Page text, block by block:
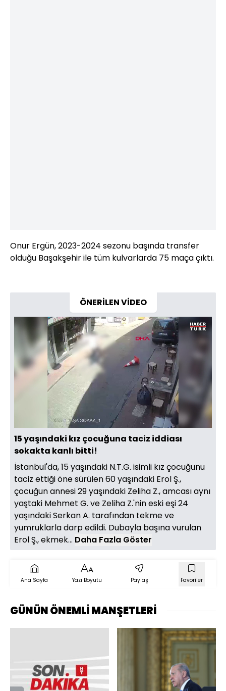
Onur Ergün, 2023-2024 sezonu başında transfer
olduğu Başakşehir ile tüm kulvarlarda 75 maça çıktı.
ÖNERİLEN VİDEO
Sesi
Aç
Oynatma
Hızı
15 yaşındaki kız çocuğuna taciz iddiası
sokakta kanlı bitti!
İstanbul'da, 15 yaşındaki N.T.G. isimli kız çocuğunu
taciz ettiği öne sürülen 60 yaşındaki Erol Ş.,
çocuğun annesi 29 yaşındaki Zeliha Z., amcası aynı
yaştaki Mehmet G. ve Zeliha Z.'nin eski eşi 24
yaşındaki Serkan A. tarafından tekme ve
yumruklarla darp edildi. Dubayla başına vurulan
Erol Ş., ekmek... Daha Fazla Göster
Ana Sayfa Yazı Boyutu Paylaş Favoriler
GÜNÜN ÖNEMLİ MANŞETLERİ